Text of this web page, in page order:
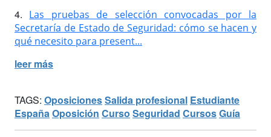
4. Las pruebas de selección convocadas por la
Secretaría de Estado de Seguridad: cómo se hacen y
qué necesito para present...
leer más
TAGS: OposicionesSalida profesional Estudiante
España Oposición Curso Seguridad CursosGuía